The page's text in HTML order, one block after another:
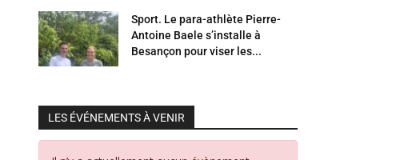
Sport. Le para-athlète Pierre-
Antoine Baele s’installe à
Besançon pour viser les...
LES ÉVÉNEMENTS À VENIR